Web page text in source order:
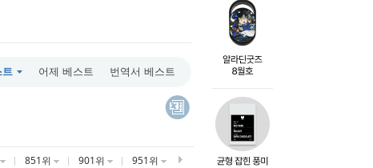
트 어제 베스트 번역서 베스트
851위 901위 951위